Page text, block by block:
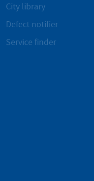
City library
Defect notifier
Service finder